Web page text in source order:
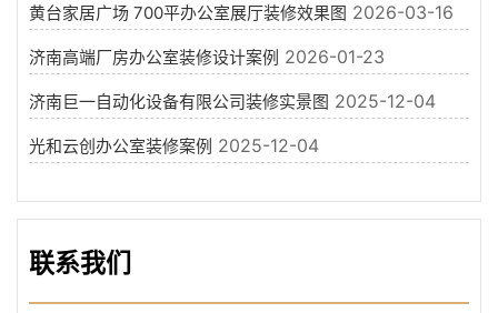
黄台家居广场 700平办公室展厅装修效果图 2026-03-16
济南高端厂房办公室装修设计案例 2026-01-23
济南巨一自动化设备有限公司装修实景图 2025-12-04
光和云创办公室装修案例 2025-12-04
联系我们